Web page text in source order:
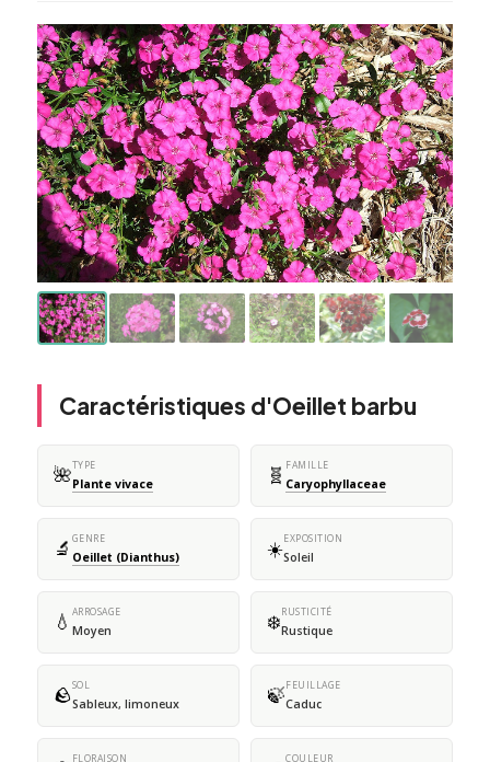
Caractéristiques d'Oeillet barbu
🌺TYPE
Plante vivace 🧬 FAMILLE
Caryophyllaceae
🔬 GENRE
Oeillet (Dianthus) ☀️EXPOSITION
Soleil
💧 ARROSAGE
Moyen ❄️RUSTICITÉ
Rustique
🪨SOL
Sableux, limoneux 🍃FEUILLAGE
Caduc
FLORAISON COULEUR